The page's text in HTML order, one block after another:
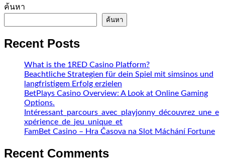
ค้นหา
ค้นหา
Recent Posts
What is the 1RED Casino Platform?
Beachtliche Strategien für dein Spiel mit simsinos und
langfristigem Erfolg erzielen
BetPlays Casino Overview: A Look at Online Gaming
Options.
Intéressant_parcours_avec_playjonny_découvrez_une_e
xpérience_de_jeu_unique_et
FamBet Casino – Hra Časova na Slot Máchání Fortune
Recent Comments